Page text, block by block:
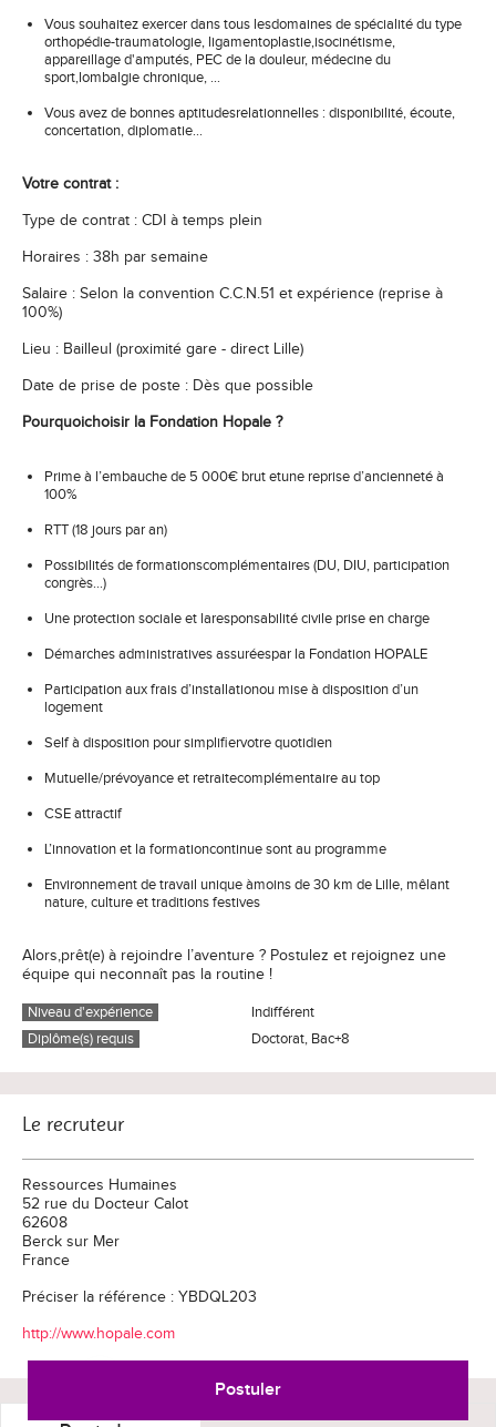
Postuler
Vous souhaitez exercer dans tous lesdomaines de spécialité du type
orthopédie-traumatologie, ligamentoplastie,isocinétisme,
appareillage d'amputés, PEC de la douleur, médecine du
sport,lombalgie chronique, …
Vous avez de bonnes aptitudesrelationnelles : disponibilité, écoute,
concertation, diplomatie...
Votre contrat :
Type de contrat : CDI à temps plein
Horaires : 38h par semaine
Salaire : Selon la convention C.C.N.51 et expérience (reprise à
100%)
Lieu : Bailleul (proximité gare - direct Lille)
Date de prise de poste : Dès que possible
Pourquoichoisir la Fondation Hopale ?
Prime à l’embauche de 5 000€ brut etune reprise d’ancienneté à
100%
RTT (18 jours par an)
Possibilités de formationscomplémentaires (DU, DIU, participation
congrès…)
Une protection sociale et laresponsabilité civile prise en charge
Démarches administratives assuréespar la Fondation HOPALE
Participation aux frais d’installationou mise à disposition d’un
logement
Self à disposition pour simplifiervotre quotidien
Mutuelle/prévoyance et retraitecomplémentaire au top
CSE attractif
L’innovation et la formationcontinue sont au programme
Environnement de travail unique àmoins de 30 km de Lille, mêlant
nature, culture et traditions festives
Alors,prêt(e) à rejoindre l’aventure ? Postulez et rejoignez une
équipe qui neconnaît pas la routine !
Niveau d'expérience
Indifférent
Diplôme(s) requis
Doctorat, Bac+8
Le recruteur
Ressources Humaines
52 rue du Docteur Calot
62608
Berck sur Mer
France
Préciser la référence : YBDQL203
http://www.hopale.com